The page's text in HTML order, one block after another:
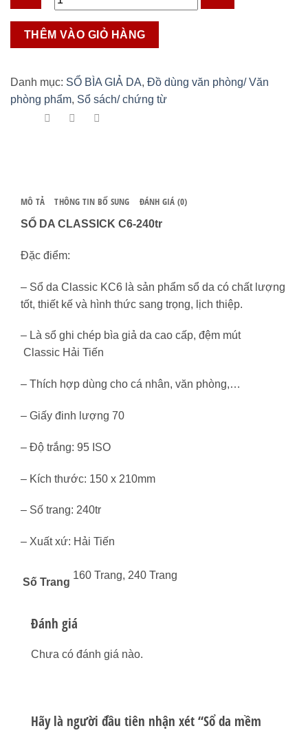
Classic
KC6-
240tr
THÊM VÀO GIỎ HÀNG
Danh mục: SỔ BÌA GIẢ DA, Đồ dùng văn phòng/ Văn
phòng phẩm, Sổ sách/ chứng từ
MÔ TẢ THÔNG TIN BỔ SUNG ĐÁNH GIÁ (0)
SỔ DA CLASSICK C6-240tr
Đặc điểm:
– Sổ da Classic KC6 là sản phẩm sổ da có chất lượng
tốt, thiết kế và hình thức sang trọng, lịch thiệp.
– Là sổ ghi chép bìa giả da cao cấp, đệm mút​
Classic Hải Tiến
– Thích hợp dùng cho cá nhân, văn phòng,…
– Giấy đinh lượng 70
– Độ trắng: 95 ISO
– Kích thước: 150 x 210mm
– Số trang: 240tr
– Xuất xứ: Hải Tiến
Số Trang
160 Trang, 240 Trang
Đánh giá
Chưa có đánh giá nào.
Hãy là người đầu tiên nhận xét “Sổ da mềm